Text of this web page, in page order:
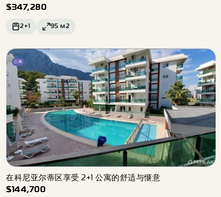
$347,280
2+1 95 м2
公寓
在科尼亚尔蒂区享受 2+1 公寓的舒适与惬意
$ 144,700